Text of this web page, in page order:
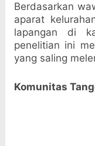
Berdasarkan
aparat
lapangan di
penelitian ini
yang saling
Komunitas